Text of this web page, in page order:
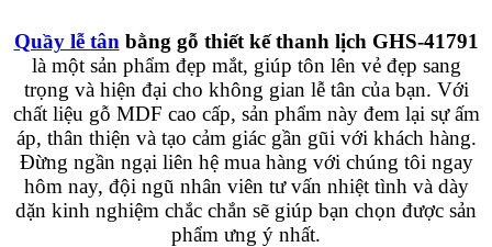
Quầy lễ tân bằng gỗ thiết kế thanh lịch GHS-41791
là một sản phẩm đẹp mắt, giúp tôn lên vẻ đẹp sang
trọng và hiện đại cho không gian lễ tân của bạn. Với
chất liệu gỗ MDF cao cấp, sản phẩm này đem lại sự ấm
áp, thân thiện và tạo cảm giác gần gũi với khách hàng.
Đừng ngần ngại liên hệ mua hàng với chúng tôi ngay
hôm nay, đội ngũ nhân viên tư vấn nhiệt tình và dày
dặn kinh nghiệm chắc chắn sẽ giúp bạn chọn được sản
phẩm ưng ý nhất.